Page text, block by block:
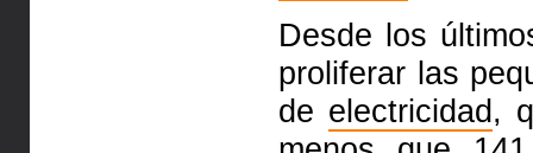
Desde los
proliferar las
de electricidad,